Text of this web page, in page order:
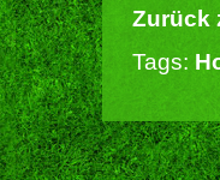
Zurück
Tags: